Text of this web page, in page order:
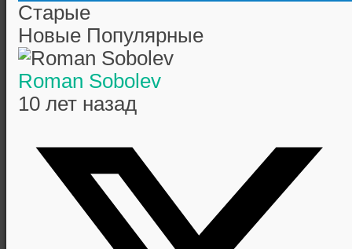
Старые
Новые Популярные
Roman Sobolev
10 лет назад